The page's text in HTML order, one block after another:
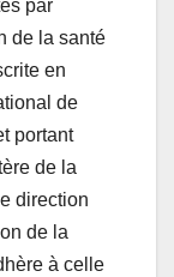
par
de la santé
en
de
portant
de la
direction
de la
à celle